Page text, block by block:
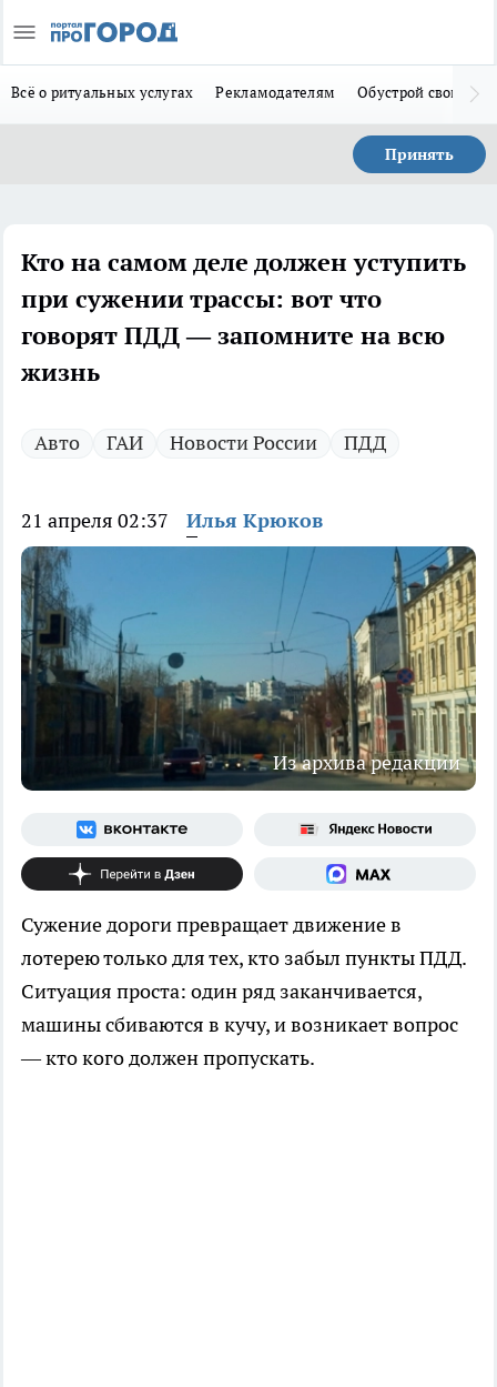
Всё о ритуальных услугах Рекламодателям Обустрой свой дом
Принять
Кто на самом деле должен уступить
при сужении трассы: вот что
говорят ПДД — запомните на всю
жизнь
Авто ГАИ Новости России ПДД
21 апреля 02:37 Илья Крюков
Из архива редакции
Сужение дороги превращает движение в
лотерею только для тех, кто забыл пункты ПДД.
Ситуация проста: один ряд заканчивается,
машины сбиваются в кучу, и возникает вопрос
— кто кого должен пропускать.